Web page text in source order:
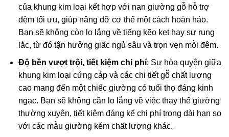
của khung kim loại kết hợp với nan giường gỗ hỗ trợ
đệm tối ưu, giúp nâng đỡ cơ thể một cách hoàn hảo.
Bạn sẽ không còn lo lắng về tiếng kẽo kẹt hay sự rung
lắc, từ đó tận hưởng giấc ngủ sâu và trọn vẹn mỗi đêm.
Độ bền vượt trội, tiết kiệm chi phí: Sự hòa quyện giữa
khung kim loại cứng cáp và các chi tiết gỗ chất lượng
cao mang đến một chiếc giường có tuổi thọ đáng kinh
ngạc. Bạn sẽ không cần lo lắng về việc thay thế giường
thường xuyên, tiết kiệm đáng kể chi phí trong dài hạn so
với các mẫu giường kém chất lượng khác.